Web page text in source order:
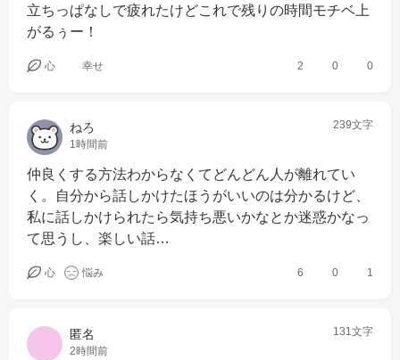
立ちっぱなしで疲れたけどこれで残りの時間モチベ上
がるぅー！
心 幸せ 2 0 0
ねろ
1時間前
239文字
仲良くする方法わからなくてどんどん人が離れてい
く。自分から話しかけたほうがいいのは分かるけど、
私に話しかけられたら気持ち悪いかなとか迷惑かなっ
て思うし、楽しい話…
心 悩み 6 0 1
匿名
2時間前
131文字